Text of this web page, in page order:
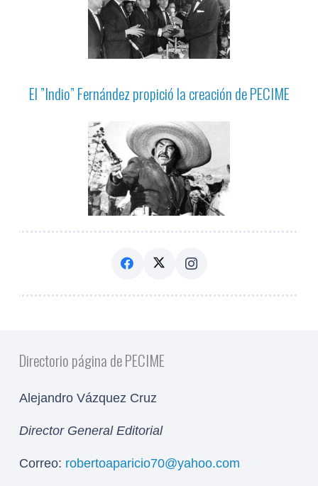
El ”Indio” Fernández propició la creación de PECIME
Directorio página de PECIME
Alejandro Vázquez Cruz
Director General Editorial
Correo: robertoaparicio70@yahoo.com